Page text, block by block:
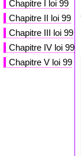
Chapitre I loi 99
Chapitre II loi 99
Chapitre III loi 99
Chapitre IV loi 99
Chapitre V loi 99